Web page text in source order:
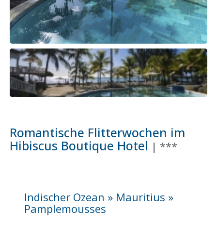
Romantische Flitterwochen im
Hibiscus Boutique Hotel | ***
Indischer Ozean » Mauritius »
Pamplemousses